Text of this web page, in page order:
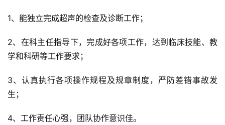
1、能独立完成超声的检查及诊断工作；
2、在科主任指导下，完成好各项工作，达到临床技能、教
学和科研等工作要求；
3、认真执行各项操作规程及规章制度，严防差错事故发
生；
4、工作责任心强，团队协作意识佳。